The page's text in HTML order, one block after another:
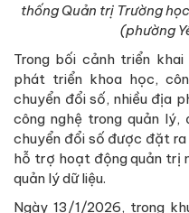
thống Quản trị Trường
(phường
Trong bối cảnh triển
phát triển khoa học,
chuyển đổi số, nhiều địa
công nghệ trong quản lý,
chuyển đổi số được đặt
hỗ trợ hoạt động quản trị
quản lý dữ liệu.
Ngày 13/1/2026, trong